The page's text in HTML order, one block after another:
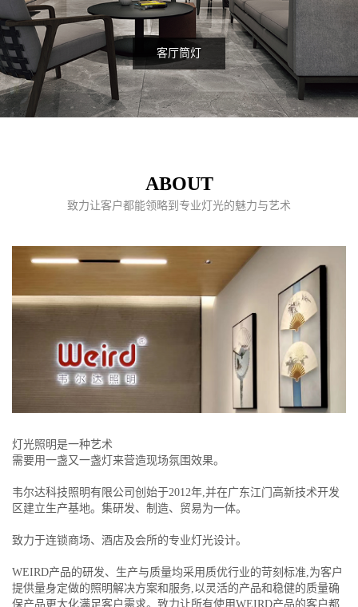
客厅筒灯
ABOUT
致力让客户都能领略到专业灯光的魅力与艺术
灯光照明是一种艺术
需要用一盏又一盏灯来营造现场氛围效果。
韦尔达科技照明有限公司创始于2012年,并在广东江门高新技术开发
区建立生产基地。集研发、制造、贸易为一体。
致力于连锁商场、酒店及会所的专业灯光设计。
WEIRD产品的研发、生产与质量均采用质优行业的苛刻标准,为客户
提供量身定做的照明解决方案和服务,以灵活的产品和稳健的质量确
保产品更大化满足客户需求。致力让所有使用WEIRD产品的客户都